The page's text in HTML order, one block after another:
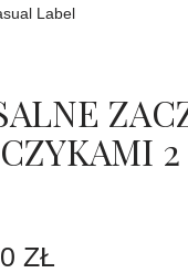
Label
ZŁ